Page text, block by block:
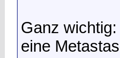
Ganz
eine